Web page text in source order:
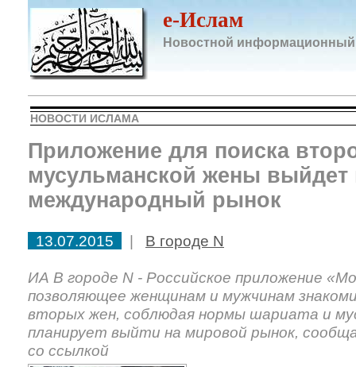
e-Ислам
Новостной информационный
НОВОСТИ ИСЛАМА
Приложение для поиска
мусульманской жены выйдет
международный рынок
13.07.2015 | В городе N
ИА В городе N - Российское приложение
позволяющее женщинам и мужчинам
вторых жен, соблюдая нормы шариата и
планирует выйти на мировой рынок,
со ссылкой